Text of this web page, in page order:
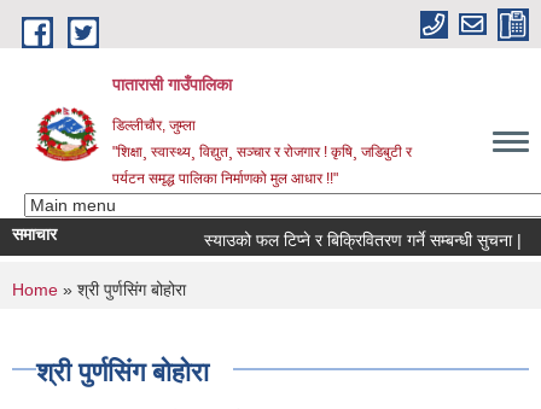
Skip to main content
पातारासी गाउँपालिका
डिल्लीचौर, जुम्ला
"शिक्षा¸ स्वास्थ्य¸ विद्युत¸ सञ्चार र रोजगार ! कृषि¸ जडिबुटी र
पर्यटन समृद्ध पालिका निर्माणको मुल आधार !!"
समाचार स्याउको फल टिप्ने र बिक्रिवितरण गर्ने सम्बन्धी सुचना |
You are here
Home » श्री पुर्णसिंग बोहोरा
श्री पुर्णसिंग बोहोरा